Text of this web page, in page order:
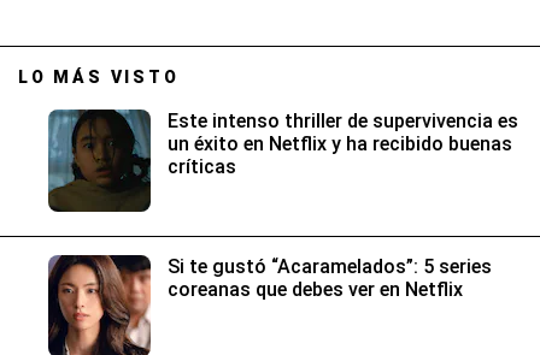
LO MÁS VISTO
Este intenso thriller de supervivencia es
un éxito en Netflix y ha recibido buenas
críticas
Si te gustó “Acaramelados”: 5 series
coreanas que debes ver en Netflix